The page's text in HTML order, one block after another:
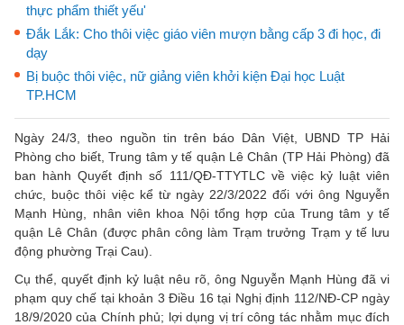
thực phẩm thiết yếu'
Đắk Lắk: Cho thôi việc giáo viên mượn bằng cấp 3 đi học, đi
dạy
Bị buộc thôi việc, nữ giảng viên khởi kiện Đại học Luật
TP.HCM
Ngày 24/3, theo nguồn tin trên báo Dân Việt, UBND TP Hải
Phòng cho biết, Trung tâm y tế quận Lê Chân (TP Hải Phòng) đã
ban hành Quyết định số 111/QĐ-TTYTLC về việc kỷ luật viên
chức, buộc thôi việc kể từ ngày 22/3/2022 đối với ông Nguyễn
Mạnh Hùng, nhân viên khoa Nội tổng hợp của Trung tâm y tế
quận Lê Chân (được phân công làm Trạm trưởng Trạm y tế lưu
động phường Trại Cau).
Cụ thể, quyết định kỷ luật nêu rõ, ông Nguyễn Mạnh Hùng đã vi
phạm quy chế tại khoản 3 Điều 16 tại Nghị định 112/NĐ-CP ngày
18/9/2020 của Chính phủ; lợi dụng vị trí công tác nhằm mục đích